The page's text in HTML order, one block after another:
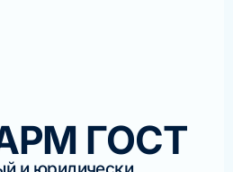
ГОСТ